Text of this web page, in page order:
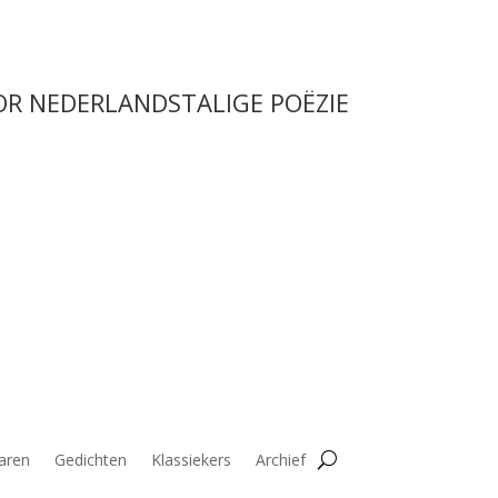
NEDERLANDSTALIGE POËZIE
Gedichten Klassiekers Archief